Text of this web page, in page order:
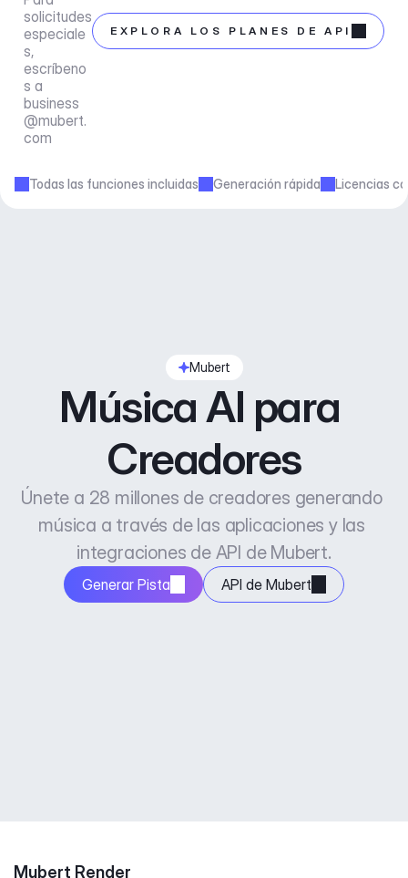
solicitudes
especiale
s,
escríbeno
business
@mubert.
com
EXPLORA LOS PLANES DE API
Todas las funciones incluidas Generación rápida Licencias
Mubert
Música AI para
Creadores
Únete a 28 millones de creadores generando
música a través de las aplicaciones y las
integraciones de API de Mubert.
Generar Pista API de Mubert
Mubert Render